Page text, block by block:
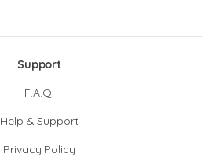
Support
F.A.Q.
Help & Support
Privacy Policy